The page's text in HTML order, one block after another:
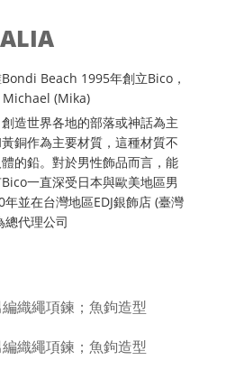
Beach 1995年創立Bico，
Michael (Mika)
造世界各地的部落或神話為主
銅作為主要材質，這種材質不
的鉛。對於男性飾品而言，能
一直深受日本與歐美地區男
並在台灣地區EDJ銀飾店 (臺灣
總代理公司